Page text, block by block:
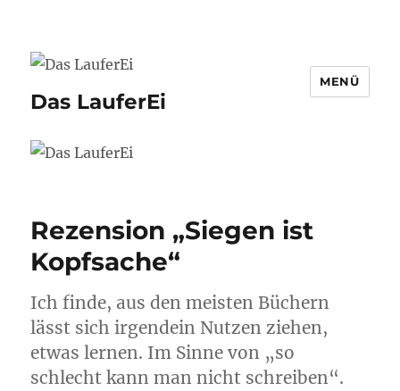
Das LauferEi
MENÜ
Rezension „Siegen ist
Kopfsache“
Ich finde, aus den meisten Büchern
lässt sich irgendein Nutzen ziehen,
etwas lernen. Im Sinne von „so
schlecht kann man nicht schreiben“.